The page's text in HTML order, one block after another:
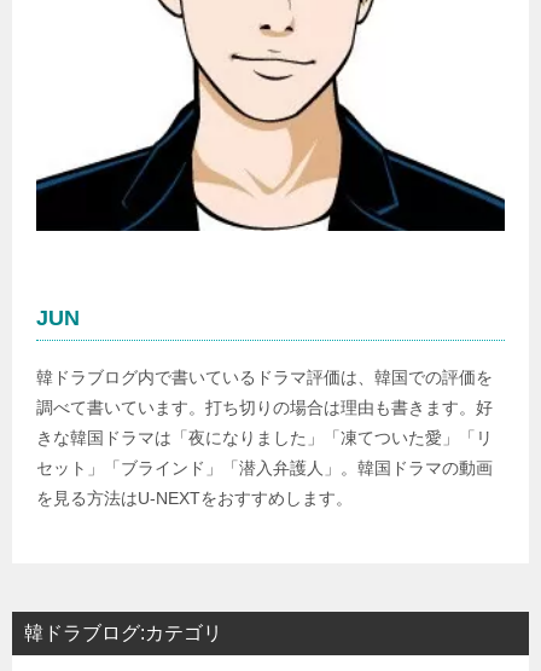
JUN
韓ドラブログ内で書いているドラマ評価は、韓国での評価を
調べて書いています。打ち切りの場合は理由も書きます。好
きな韓国ドラマは「夜になりました」「凍てついた愛」「リ
セット」「ブラインド」「潜入弁護人」。韓国ドラマの動画
を見る方法はU-NEXTをおすすめします。
韓ドラブログ:カテゴリ